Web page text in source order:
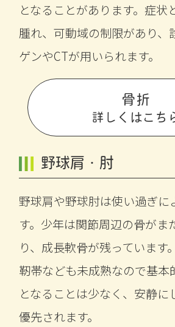
となることがあります。症状
腫れ、可動域の制限があり、
ゲンやCTが用いられます。
骨折
詳しくはこち
野球肩・肘
野球肩や野球肘は使い過ぎに
す。少年は関節周辺の骨がま
り、成長軟骨が残っています
靭帯なども未成熟なので基本
となることは少なく、安静に
優先されます。